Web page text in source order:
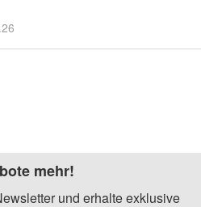
mehr!
und erhalte exklusive